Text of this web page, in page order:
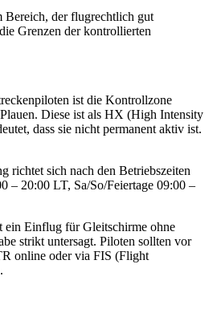
Bereich, der flugrechtlich gut
Grenzen der kontrollierten
ist die Kontrollzone
Diese ist als HX (High Intensity
dass sie nicht permanent aktiv ist.
richtet sich nach den Betriebszeiten
– 20:00 LT, Sa/So/Feiertage 09:00 –
Einflug für Gleitschirme ohne
strikt untersagt. Piloten sollten vor
online oder via FIS (Flight